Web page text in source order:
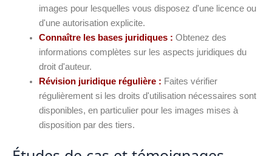
images pour lesquelles vous disposez d'une licence ou
d'une autorisation explicite.
Connaître les bases juridiques : Obtenez des
informations complètes sur les aspects juridiques du
droit d'auteur.
Révision juridique régulière : Faites vérifier
régulièrement si les droits d'utilisation nécessaires sont
disponibles, en particulier pour les images mises à
disposition par des tiers.